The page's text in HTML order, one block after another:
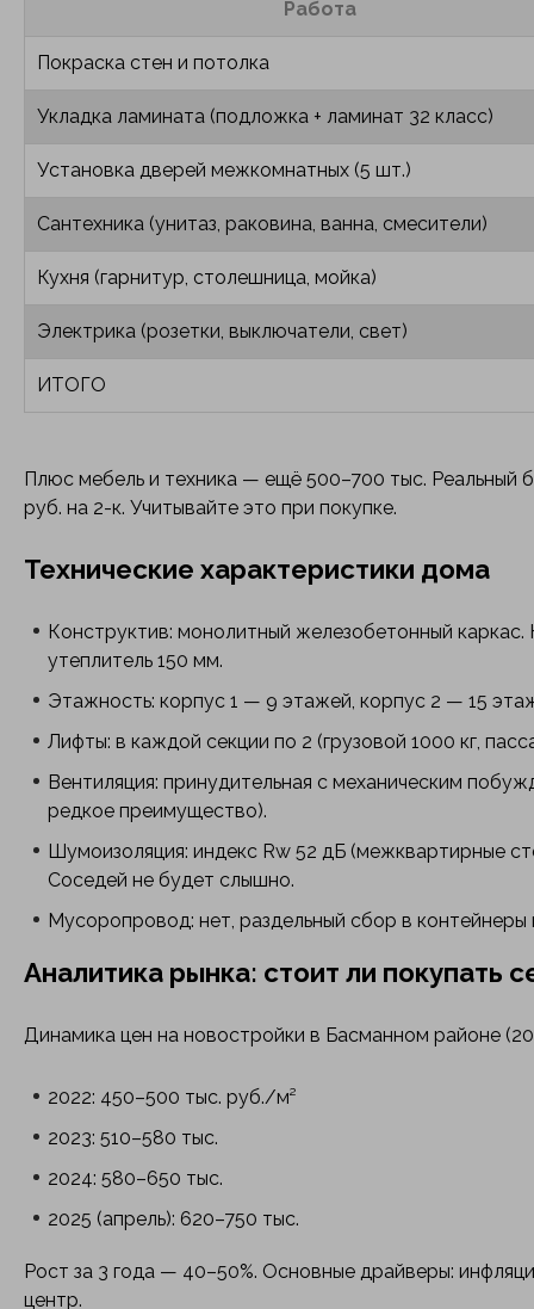
Работа
Покраска стен и потолка
Укладка ламината (подложка + ламинат 32 класс)
Установка дверей межкомнатных (5 шт.)
Сантехника (унитаз, раковина, ванна, смесители)
Кухня (гарнитур, столешница, мойка)
Электрика (розетки, выключатели, свет)
ИТОГО
Плюс мебель и техника — ещё 500–700 тыс. Реальный
руб. на 2-к. Учитывайте это при покупке.
Технические характеристики дома
Конструктив: монолитный железобетонный
утеплитель 150 мм.
Этажность: корпус 1 — 9 этажей, корпус 2 — 15
Лифты: в каждой секции по 2 (грузовой 1000 кг,
Вентиляция: принудительная с механическим
редкое преимущество).
Шумоизоляция: индекс Rw 52 дБ (межквартирные
Соседей не будет слышно.
Мусоропровод: нет, раздельный сбор в
Аналитика рынка: стоит ли покупать
Динамика цен на новостройки в Басманном районе
2022: 450–500 тыс. руб./м²
2023: 510–580 тыс.
2024: 580–650 тыс.
2025 (апрель): 620–750 тыс.
Рост за 3 года — 40–50%. Основные драйверы:
центр.